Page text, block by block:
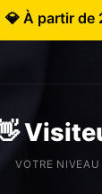
💎 À partir de
VOTRE NIVEAU